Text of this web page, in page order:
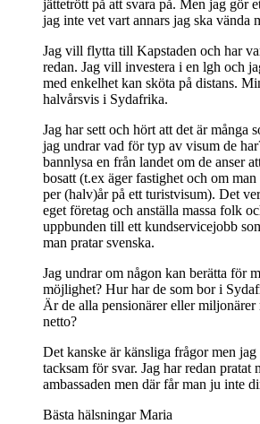
jättetrött på att svara på. Men jag gör
jag inte vet vart annars jag ska vända
Jag vill flytta till Kapstaden och har
redan. Jag vill investera i en lgh och
med enkelhet kan sköta på distans.
halvårsvis i Sydafrika.
Jag har sett och hört att det är många
jag undrar vad för typ av visum de
bannlysa en från landet om de anser
bosatt (t.ex äger fastighet och om
per (halv)år på ett turistvisum). Det
eget företag och anställa massa folk
uppbunden till ett kundservicejobb
man pratar svenska.
Jag undrar om någon kan berätta för
möjlighet? Hur har de som bor i
Är de alla pensionärer eller
netto?
Det kanske är känsliga frågor men
tacksam för svar. Jag har redan pratat
ambassaden men där får man ju inte
Bästa hälsningar Maria